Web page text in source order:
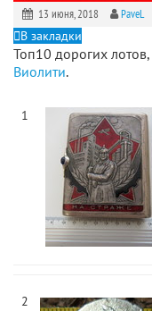
13 июня, 2018 PaveL
В закладки
Топ10 дорогих
Виолити.
1
2